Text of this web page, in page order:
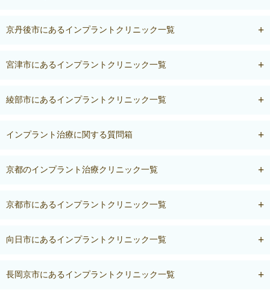
京丹後市にあるインプラントクリニック一覧
宮津市にあるインプラントクリニック一覧
綾部市にあるインプラントクリニック一覧
インプラント治療に関する質問箱
京都のインプラント治療クリニック一覧
京都市にあるインプラントクリニック一覧
向日市にあるインプラントクリニック一覧
長岡京市にあるインプラントクリニック一覧